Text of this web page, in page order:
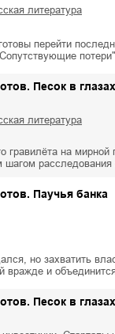
литература
перейти
Песок в глазах
литература
гравилёта на
шагом
Паучья банка
но захватить
вражде и
Песок в